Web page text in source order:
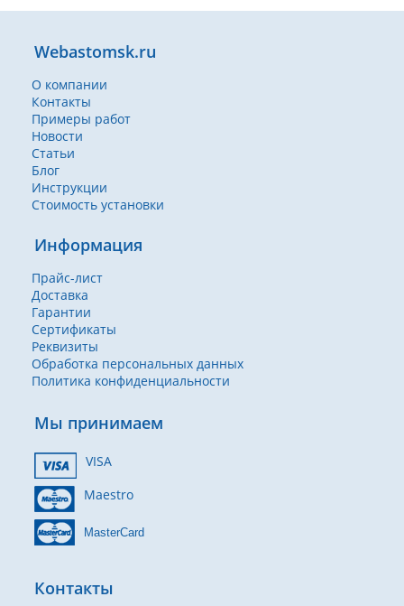
Webastomsk.ru
О компании
Контакты
Примеры работ
Новости
Статьи
Блог
Инструкции
Стоимость установки
Информация
Прайс-лист
Доставка
Гарантии
Сертификаты
Реквизиты
Обработка персональных данных
Политика конфиденциальности
Мы принимаем
VISA
Maestro
MasterCard
Контакты